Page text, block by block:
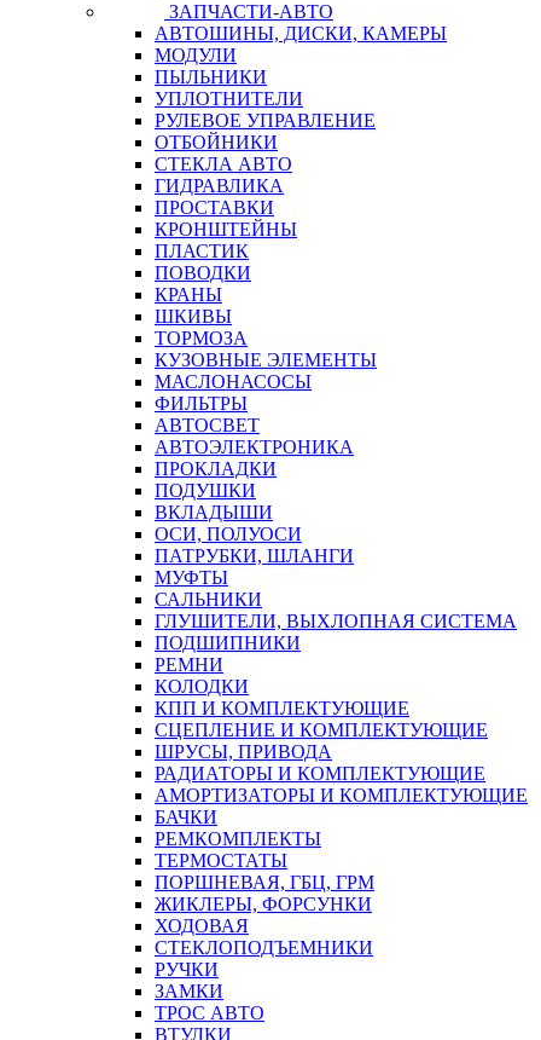
ЗАПЧАСТИ-АВТО
АВТОШИНЫ, ДИСКИ, КАМЕРЫ
МОДУЛИ
ПЫЛЬНИКИ
УПЛОТНИТЕЛИ
РУЛЕВОЕ УПРАВЛЕНИЕ
ОТБОЙНИКИ
СТЕКЛА АВТО
ГИДРАВЛИКА
ПРОСТАВКИ
КРОНШТЕЙНЫ
ПЛАСТИК
ПОВОДКИ
КРАНЫ
ШКИВЫ
ТОРМОЗА
КУЗОВНЫЕ ЭЛЕМЕНТЫ
МАСЛОНАСОСЫ
ФИЛЬТРЫ
АВТОСВЕТ
АВТОЭЛЕКТРОНИКА
ПРОКЛАДКИ
ПОДУШКИ
ВКЛАДЫШИ
ОСИ, ПОЛУОСИ
ПАТРУБКИ, ШЛАНГИ
МУФТЫ
САЛЬНИКИ
ГЛУШИТЕЛИ, ВЫХЛОПНАЯ СИСТЕМА
ПОДШИПНИКИ
РЕМНИ
КОЛОДКИ
КПП И КОМПЛЕКТУЮЩИЕ
СЦЕПЛЕНИЕ И КОМПЛЕКТУЮЩИЕ
ШРУСЫ, ПРИВОДА
РАДИАТОРЫ И КОМПЛЕКТУЮЩИЕ
АМОРТИЗАТОРЫ И КОМПЛЕКТУЮЩИЕ
БАЧКИ
РЕМКОМПЛЕКТЫ
ТЕРМОСТАТЫ
ПОРШНЕВАЯ, ГБЦ, ГРМ
ЖИКЛЕРЫ, ФОРСУНКИ
ХОДОВАЯ
СТЕКЛОПОДЪЕМНИКИ
РУЧКИ
ЗАМКИ
ТРОС АВТО
ВТУЛКИ